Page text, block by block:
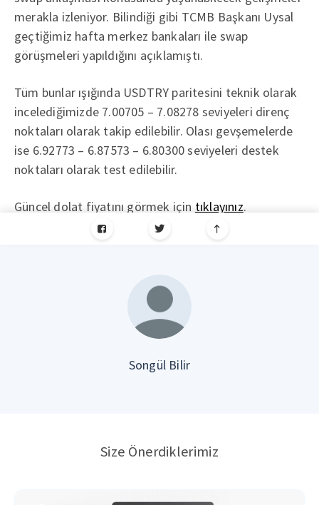
merakla izleniyor. Bilindiği gibi TCMB Başkanı Uysal
geçtiğimiz hafta merkez bankaları ile swap
görüşmeleri yapıldığını açıklamıştı.
Tüm bunlar ışığında USDTRY paritesini teknik olarak
incelediğimizde 7.00705 – 7.08278 seviyeleri direnç
noktaları olarak takip edilebilir. Olası gevşemelerde
ise 6.92773 – 6.87573 – 6.80300 seviyeleri destek
noktaları olarak test edilebilir.
Güncel dolat fiyatını görmek için tıklayınız.
Songül Bilir
Size Önerdiklerimiz